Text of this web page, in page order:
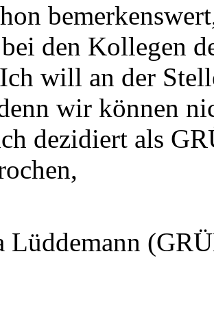
den Kollegen
will an der
wir können
dezidiert als
Lüddemann